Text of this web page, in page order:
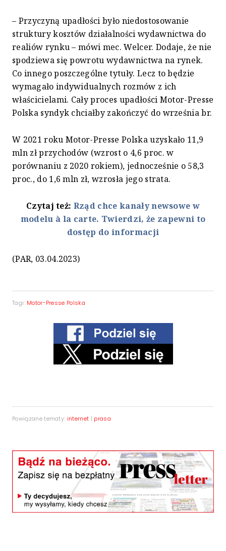
– Przyczyną upadłości było niedostosowanie
struktury kosztów działalności wydawnictwa do
realiów rynku – mówi mec. Welcer. Dodaje, że nie
spodziewa się powrotu wydawnictwa na rynek.
Co innego poszczególne tytuły. Lecz to będzie
wymagało indywidualnych rozmów z ich
właścicielami. Cały proces upadłości Motor-Presse
Polska syndyk chciałby zakończyć do września br.
W 2021 roku Motor-Presse Polska uzyskało 11,9
mln zł przychodów (wzrost o 4,6 proc. w
porównaniu z 2020 rokiem), jednocześnie o 58,3
proc., do 1,6 mln zł, wzrosła jego strata.
Czytaj też: Rząd chce kanały newsowe w
modelu à la carte. Twierdzi, że zapewni to
dostęp do informacji
(PAR, 03.04.2023)
Tagi: Motor-Presse Polska
Powiązane tematy: internet | prasa